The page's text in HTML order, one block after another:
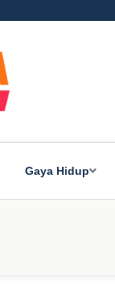
Gaya Hidup